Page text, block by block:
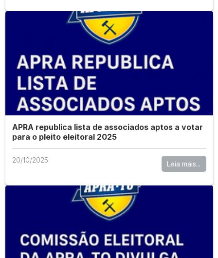
APRA republica lista de associados aptos a votar
para o pleito eleitoral 2025
20/10/2025 Leia mais...